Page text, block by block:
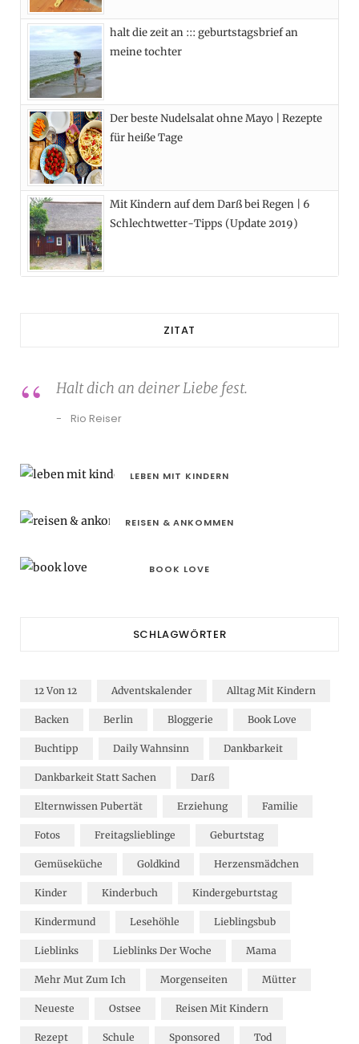
halt die zeit an ::: geburtstagsbrief an
meine tochter
Der beste Nudelsalat ohne Mayo | Rezepte
für heiße Tage
Mit Kindern auf dem Darß bei Regen | 6
Schlechtwetter-Tipps (Update 2019)
ZITAT
Halt dich an deiner Liebe fest.
Rio Reiser
LEBEN MIT KINDERN
REISEN & ANKOMMEN
BOOK LOVE
SCHLAGWÖRTER
12 Von 12 Adventskalender Alltag Mit Kindern
Backen Berlin Bloggerie Book Love
Buchtipp Daily Wahnsinn Dankbarkeit
Dankbarkeit Statt Sachen Darß
Elternwissen Pubertät Erziehung Familie
Fotos Freitagslieblinge Geburtstag
Gemüseküche Goldkind Herzensmädchen
Kinder Kinderbuch Kindergeburtstag
Kindermund Lesehöhle Lieblingsbub
Lieblinks Lieblinks Der Woche Mama
Mehr Mut Zum Ich Morgenseiten Mütter
Neueste Ostsee Reisen Mit Kindern
Rezept Schule Sponsored Tod